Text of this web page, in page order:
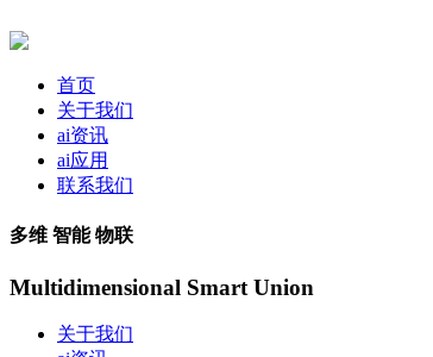
首页
关于我们
ai资讯
ai应用
联系我们
多维 智能 物联
Multidimensional Smart Union
关于我们